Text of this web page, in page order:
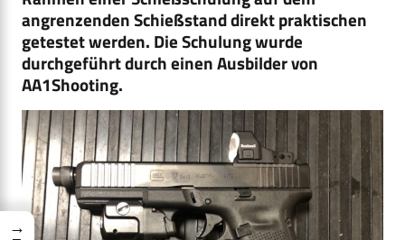
angrenzenden Schießstand direkt praktischen
getestet werden. Die Schulung wurde
durchgeführt durch einen Ausbilder von
AA1Shooting.
→